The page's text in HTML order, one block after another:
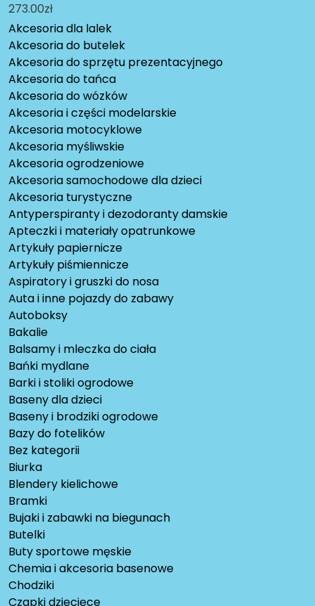
273.00zł
Akcesoria dla lalek
Akcesoria do butelek
Akcesoria do sprzętu prezentacyjnego
Akcesoria do tańca
Akcesoria do wózków
Akcesoria i części modelarskie
Akcesoria motocyklowe
Akcesoria myśliwskie
Akcesoria ogrodzeniowe
Akcesoria samochodowe dla dzieci
Akcesoria turystyczne
Antyperspiranty i dezodoranty damskie
Apteczki i materiały opatrunkowe
Artykuły papiernicze
Artykuły piśmiennicze
Aspiratory i gruszki do nosa
Auta i inne pojazdy do zabawy
Autoboksy
Bakalie
Balsamy i mleczka do ciała
Bańki mydlane
Barki i stoliki ogrodowe
Baseny dla dzieci
Baseny i brodziki ogrodowe
Bazy do fotelików
Bez kategorii
Biurka
Blendery kielichowe
Bramki
Bujaki i zabawki na biegunach
Butelki
Buty sportowe męskie
Chemia i akcesoria basenowe
Chodziki
Czapki dziecięce